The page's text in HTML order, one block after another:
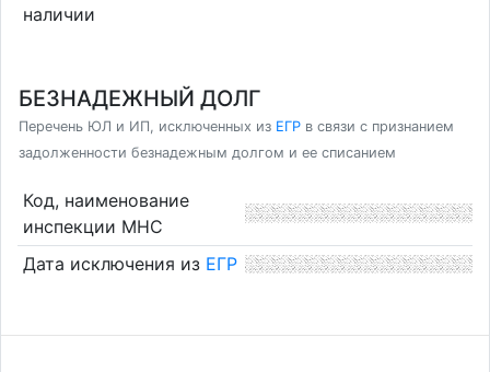
наличии
БЕЗНАДЕЖНЫЙ ДОЛГ
Перечень ЮЛ и ИП, исключенных из ЕГР в связи с признанием
задолженности безнадежным долгом и ее списанием
Код, наименование
инспекции МНС
Дата исключения из ЕГР